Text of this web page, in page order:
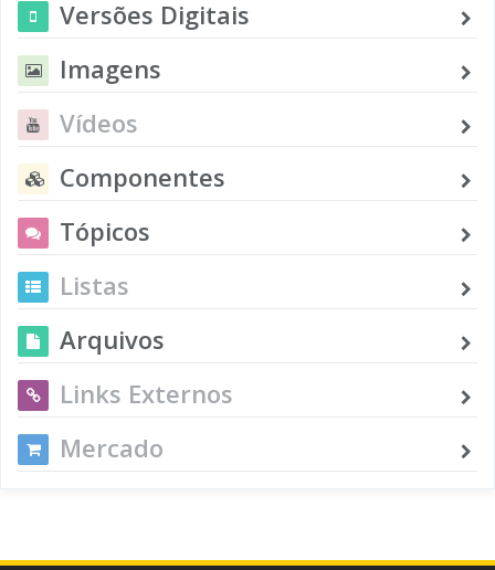
Versões Digitais
Imagens
Vídeos
Componentes
Tópicos
Listas
Arquivos
Links Externos
Mercado